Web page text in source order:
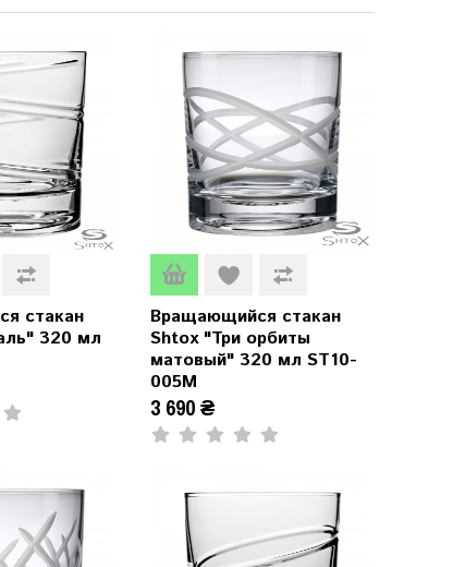
стакан
320 мл
Вращающийся стакан
Shtox "Три орбиты
матовый" 320 мл ST10-
005M
3 690 ₴